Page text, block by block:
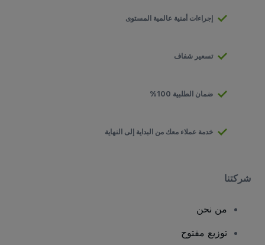
إجراءات أمنية عالمية المستوى
تسعير شفاف
ضمان الطلبية 100%
خدمة عملاء معك من البداية إلى النهاية
شركتنا
من نحن
توزيع مفتوح